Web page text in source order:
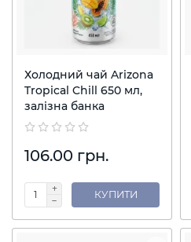
Холодний чай Arizona
Tropical Chill 650 мл,
залізна банка
106.00 грн.
КУПИТИ